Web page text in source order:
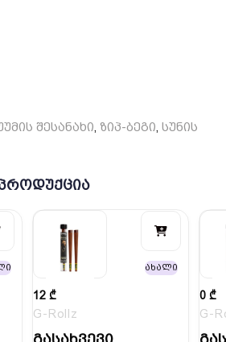
შესანახი, ზიპ-ბეგი, სუნის
ახალი
12 ₾
G-Rollz
0 ₾
G-